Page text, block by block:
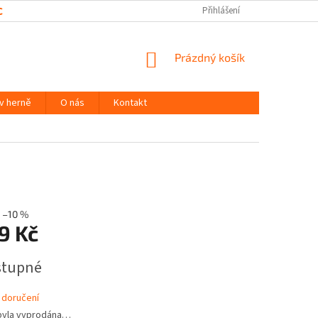
OSOBNÍCH ÚDAJŮ Přihlášení
NÁKUPNÍ
Prázdný košík
herně O nás
Kontakt
–10 %
Kč